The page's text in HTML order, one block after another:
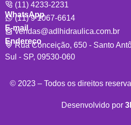
(11) 4233-2231
WhatsApp
(11) 9 1067-6614
E-mail
vendas@adlhidraulica.com.br
Endereço
Rua Conceição, 650 - Santo
Sul - SP, 09530-060
© 2023 – Todos os direitos
Desenvolvido por